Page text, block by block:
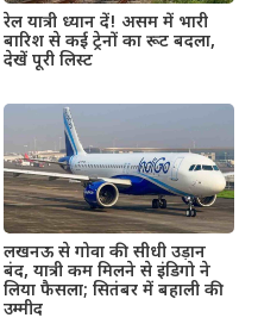
रेल यात्री ध्यान दें! असम में भारी
बारिश से कई ट्रेनों का रूट बदला,
देखें पूरी लिस्ट
लखनऊ से गोवा की सीधी उड़ान
बंद, यात्री कम मिलने से इंडिगो ने
लिया फैसला; सितंबर में बहाली की
उम्मीद